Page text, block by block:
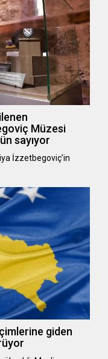
Müzesi
sayıyor
İzzetbegoviç’in
giden